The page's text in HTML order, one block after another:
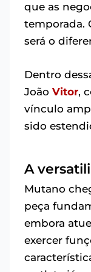
que as
temporada.
será o
Dentro
João Vitor,
vínculo
sido
A
Mutano
peça
embora
exercer